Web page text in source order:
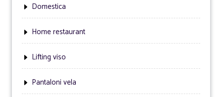
Domestica
Home restaurant
Lifting viso
Pantaloni vela